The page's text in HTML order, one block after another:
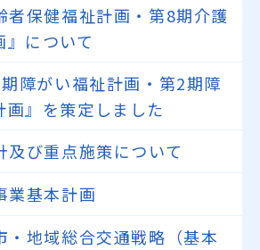
者保健福祉計画・第8期介護
について
期障がい福祉計画・第2期障
画』を策定しました
及び重点施策について
業基本計画
・地域総合交通戦略（基本